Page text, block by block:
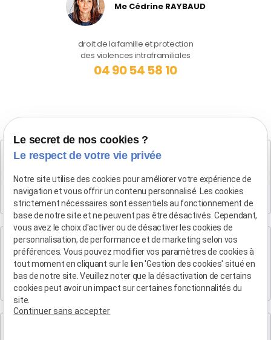
Me Cédrine RAYBAUD
droit de la famille et protection
des violences intraframiliales
04 90 54 58 10
Cabinet SALON DE PROVENCE
282 Boulevard Foch
13300 SALON-DE-PROVENCE
Cabinet d'Aix-en-Provence
Maître Patrice HUMBERT
4 rue du Quatre-Septembre
13100 AIX EN PROVENCE
Le secret de nos cookies ?
Le respect de votre vie privée
Notre site utilise des cookies pour améliorer votre expérience de
navigation et vous offrir un contenu personnalisé. Les cookies
strictement nécessaires sont essentiels au fonctionnement de
base de notre site et ne peuvent pas être désactivés. Cependant,
vous avez le choix d'activer ou de désactiver les cookies de
personnalisation, de performance et de marketing selon vos
préférences. Vous pouvez modifier vos paramètres de cookies à
tout moment en cliquant sur le lien 'Gestion des cookies' situé en
bas de notre site. Veuillez noter que la désactivation de certains
cookies peut avoir un impact sur certaines fonctionnalités du
site.
Continuer sans accepter